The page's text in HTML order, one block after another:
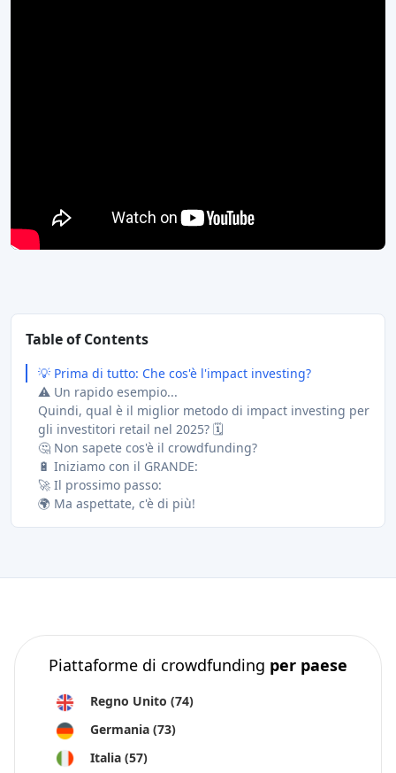
Table of Contents
💡 Prima di tutto: Che cos'è l'impact investing?
⚠️ Un rapido esempio...
Quindi, qual è il miglior metodo di impact investing per
gli investitori retail nel 2025? 🗓️
🤔 Non sapete cos'è il crowdfunding?
🔋 Iniziamo con il GRANDE:
🚀 Il prossimo passo:
🌍 Ma aspettate, c'è di più!
Piattaforme di crowdfunding per paese
Regno Unito (74)
Germania (73)
Italia (57)